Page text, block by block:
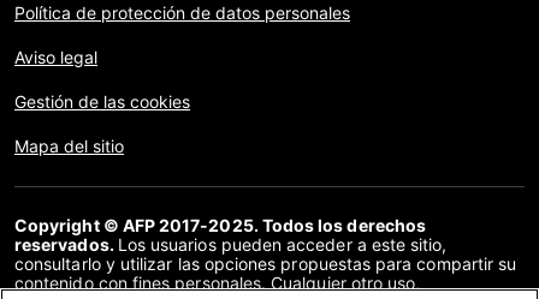
Política de protección de datos personales
Aviso legal
Gestión de las cookies
Mapa del sitio
Copyright © AFP 2017-2025. Todos los derechos
reservados. Los usuarios pueden acceder a este sitio,
consultarlo y utilizar las opciones propuestas para compartir su
contenido con fines personales. Cualquier otro uso,